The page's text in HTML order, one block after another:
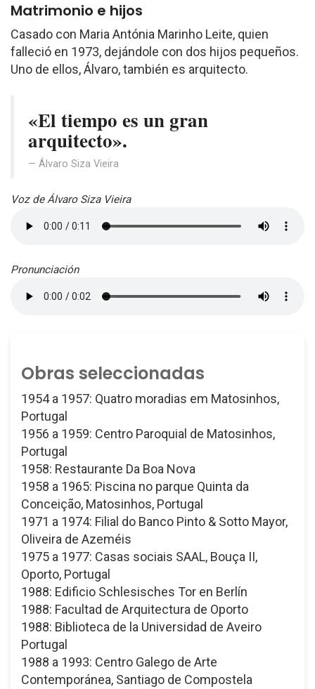
Matrimonio e hijos
Casado con Maria Antónia Marinho Leite, quien
falleció en 1973, dejándole con dos hijos pequeños.
Uno de ellos, Álvaro, también es arquitecto.
«El tiempo es un gran
arquitecto».
Álvaro Siza Vieira
Voz de Álvaro Siza Vieira
Pronunciación
Obras seleccionadas
1954 a 1957: Quatro moradias em Matosinhos,
Portugal
1956 a 1959: Centro Paroquial de Matosinhos,
Portugal
1958: Restaurante Da Boa Nova
1958 a 1965: Piscina no parque Quinta da
Conceição, Matosinhos, Portugal
1971 a 1974: Filial do Banco Pinto & Sotto Mayor,
Oliveira de Azeméis
1975 a 1977: Casas sociais SAAL, Bouça II,
Oporto, Portugal
1988: Edificio Schlesisches Tor en Berlín
1988: Facultad de Arquitectura de Oporto
1988: Biblioteca de la Universidad de Aveiro
Portugal
1988 a 1993: Centro Galego de Arte
Contemporánea, Santiago de Compostela